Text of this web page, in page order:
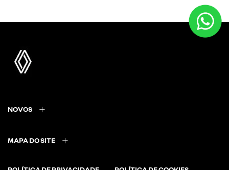
NOVOS
MAPA DO SITE